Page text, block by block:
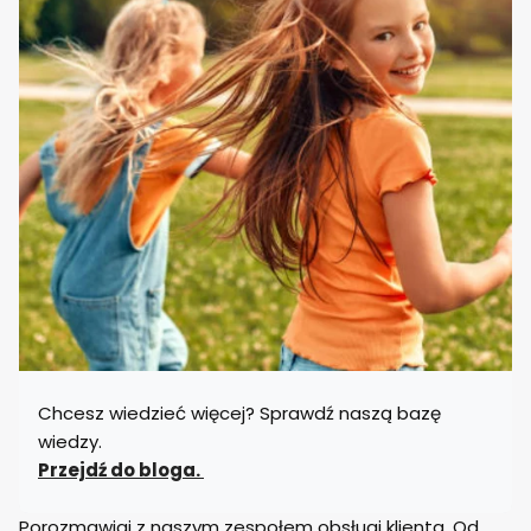
Chcesz wiedzieć więcej? Sprawdź naszą bazę
wiedzy.
Przejdź do bloga.